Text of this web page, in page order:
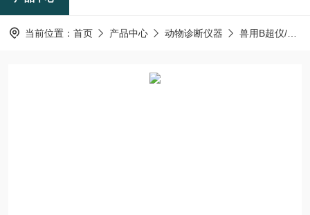
当前位置： 首页 产品中心 动物诊断仪器 兽用B超仪/动物成像设备